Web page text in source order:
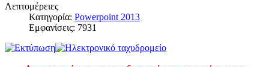
Λεπτομέρειες
Κατηγορία: Powerpoint 2013
Εμφανίσεις: 7931